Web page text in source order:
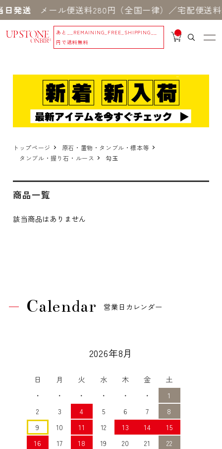
発送メール便送料280円（全国一律）／宅配便送
あと
__REMAINING_FREE_SHIPPING__
円で送料無料
__
IT
_
トップページ
原石・置物・タンブル・標本等
タンブル・握り石・ルース
勾玉
商品一覧
該当商品はありません
Calendar 営業日カレンダー
2026年8月
日 月 火 水 木 金
土
・
・ ・ ・ ・ ・
1
2
3 4 5 6 7
8
9
10 11 12 13 14
15
16
17 18 19 20 21
22